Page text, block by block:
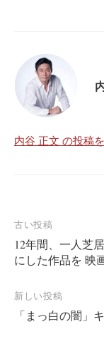
内谷 正文 の投稿
投
稿
ナ
ビ
ゲ
古い投稿
12年間、一人芝
にした作品を 映
新しい投稿
「まっ白の闇」